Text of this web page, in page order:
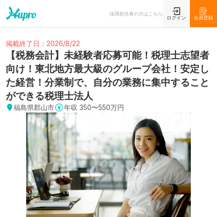
採用担当者の方はこちら
ログイン 会員登録
掲載終了日：2026/8/22
【税務会計】未経験者応募可能！税理士志望者
向け！東北地方最大級のグループ会社！安定し
た経営！分業制で、自分の業務に集中すること
ができる税理士法人
福島県郡山市 年収 350〜550万円